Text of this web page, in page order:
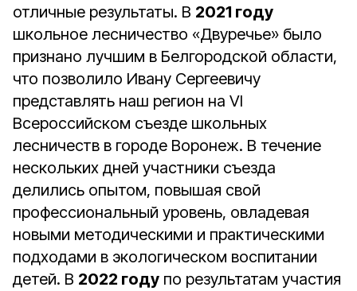
отличные результаты. В 2021 году
школьное лесничество «Двуречье» было
признано лучшим в Белгородской области,
что позволило Ивану Сергеевичу
представлять наш регион на VI
Всероссийском съезде школьных
лесничеств в городе Воронеж. В течение
нескольких дней участники съезда
делились опытом, повышая свой
профессиональный уровень, овладевая
новыми методическими и практическими
подходами в экологическом воспитании
детей. В 2022 году по результатам участия